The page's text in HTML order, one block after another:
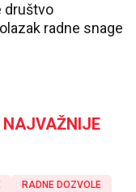
društvo
radne snage
NAJVAŽNIJE
RADNE DOZVOLE